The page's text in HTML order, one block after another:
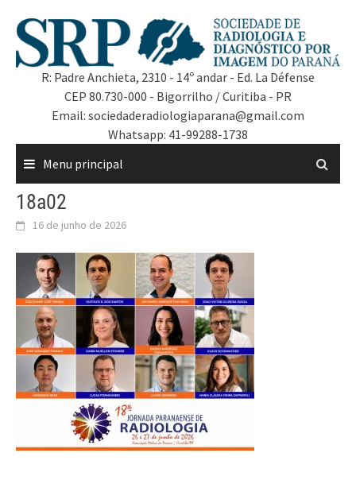
R: Padre Anchieta, 2310 - 14º andar - Ed. La Défense
CEP 80.730-000 - Bigorrilho / Curitiba - PR
Email: sociedaderadiologiaparana@gmail.com
Whatsapp: 41-99288-1738
Menu principal
18a02
16 de junho de 2026